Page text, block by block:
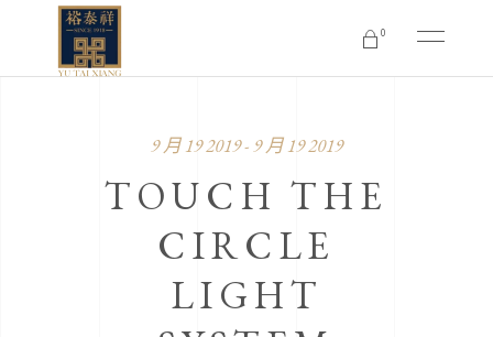
0
9 月 19 2019 - 9 月 19 2019
TOUCH THE
CIRCLE
LIGHT